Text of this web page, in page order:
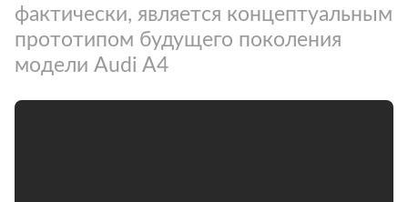
фактически, является концептуальным
прототипом будущего поколения
модели Audi A4